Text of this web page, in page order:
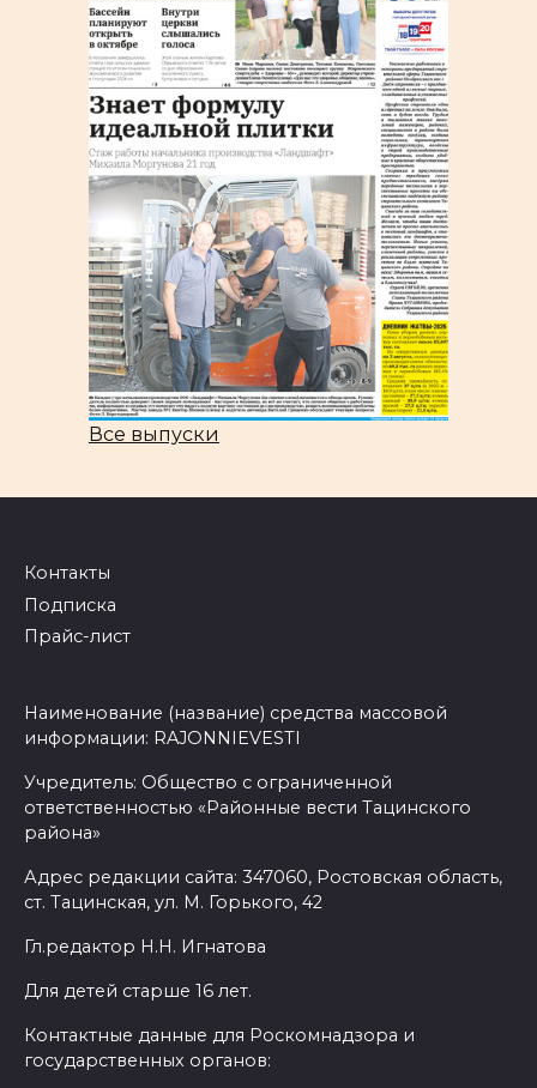
Все выпуски
Контакты
Подписка
Прайс-лист
Наименование (название) средства массовой
информации: RAJONNIEVESTI
Учредитель: Общество с ограниченной
ответственностью «Районные вести Тацинского
района»
Адрес редакции сайта: 347060, Ростовская область,
ст. Тацинская, ул. М. Горького, 42
Гл.редактор Н.Н. Игнатова
Для детей старше 16 лет.
Контактные данные для Роскомнадзора и
государственных органов: